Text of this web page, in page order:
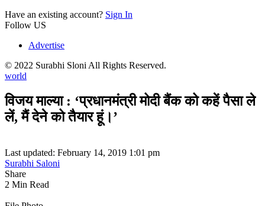
Have an existing account? Sign In
Follow US
Advertise
© 2022 Surabhi Sloni All Rights Reserved.
world
विजय माल्या : ‘प्रधानमंत्री मोदी बैंक को कहें पैसा ले
लें, मैं देने को तैयार हूं।’
Last updated: February 14, 2019 1:01 pm
Surabhi Saloni
Share
2 Min Read